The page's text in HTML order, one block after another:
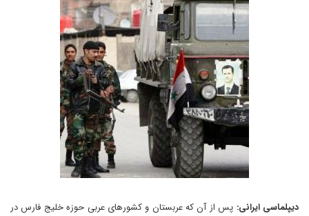
دیپلماسی ایرانی: پس از آن که عربستان و کشورهای عربی حوزه خلیج فارس در